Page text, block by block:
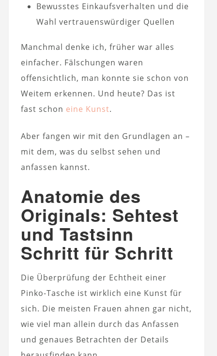
Bewusstes Einkaufsverhalten und die
Wahl vertrauenswürdiger Quellen
Manchmal denke ich, früher war alles
einfacher. Fälschungen waren
offensichtlich, man konnte sie schon von
Weitem erkennen. Und heute? Das ist
fast schon eine Kunst.
Aber fangen wir mit den Grundlagen an –
mit dem, was du selbst sehen und
anfassen kannst.
Anatomie des
Originals: Sehtest
und Tastsinn
Schritt für Schritt
Die Überprüfung der Echtheit einer
Pinko-Tasche ist wirklich eine Kunst für
sich. Die meisten Frauen ahnen gar nicht,
wie viel man allein durch das Anfassen
und genaues Betrachten der Details